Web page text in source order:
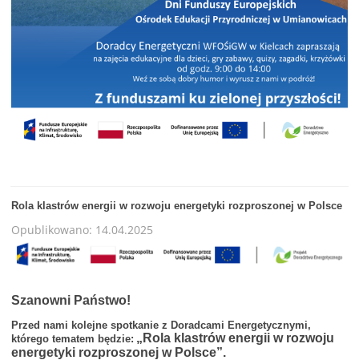
Rola klastrów energii w rozwoju energetyki rozproszonej w Polsce
Opublikowano: 14.04.2025
Szanowni Państwo!
Przed nami kolejne spotkanie z Doradcami Energetycznymi,
którego tematem będzie: „Rola klastrów energii w rozwoju
energetyki rozproszonej w Polsce”.